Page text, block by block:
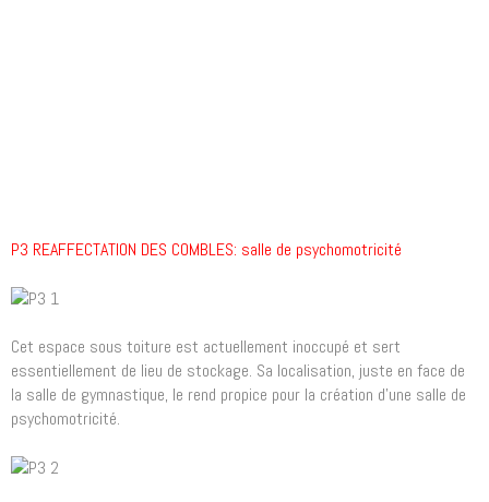
P3 REAFFECTATION DES COMBLES: salle de psychomotricité
Cet espace sous toiture est actuellement inoccupé et sert
essentiellement de lieu de stockage. Sa localisation, juste en face de
la salle de gymnastique, le rend propice pour la création d’une salle de
psychomotricité.